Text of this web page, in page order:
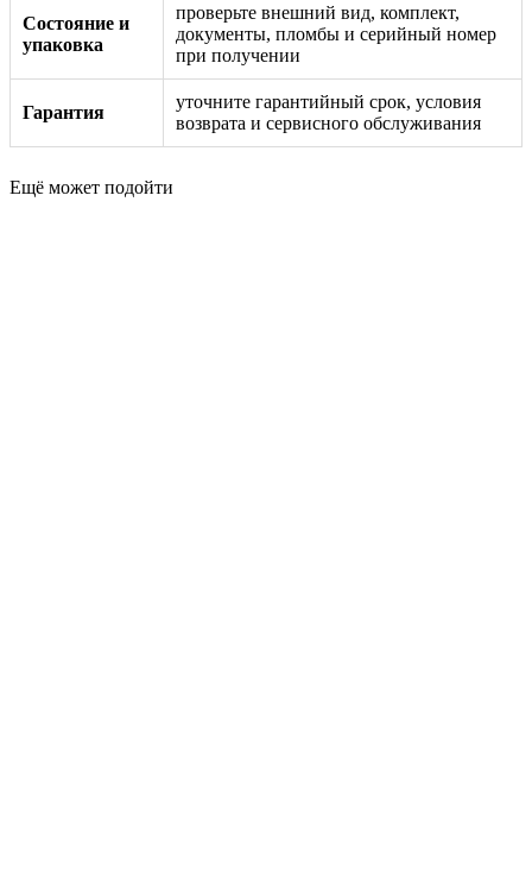
Состояние и
упаковка
проверьте внешний вид, комплект,
документы, пломбы и серийный номер
при получении
Гарантия
уточните гарантийный срок, условия
возврата и сервисного обслуживания
Ещё может подойти